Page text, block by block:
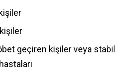
geçiren kişiler veya stabil